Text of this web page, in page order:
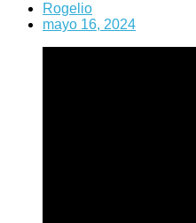
Rogelio
mayo 16, 2024